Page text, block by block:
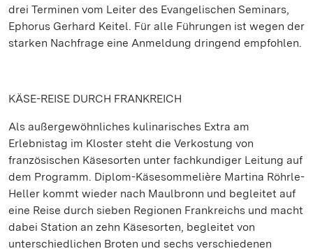
drei Terminen vom Leiter des Evangelischen Seminars,
Ephorus Gerhard Keitel. Für alle Führungen ist wegen der
starken Nachfrage eine Anmeldung dringend empfohlen.
KÄSE-REISE DURCH FRANKREICH
Als außergewöhnliches kulinarisches Extra am
Erlebnistag im Kloster steht die Verkostung von
französischen Käsesorten unter fachkundiger Leitung auf
dem Programm. Diplom-Käsesommelière Martina Röhrle-
Heller kommt wieder nach Maulbronn und begleitet auf
eine Reise durch sieben Regionen Frankreichs und macht
dabei Station an zehn Käsesorten, begleitet von
unterschiedlichen Broten und sechs verschiedenen